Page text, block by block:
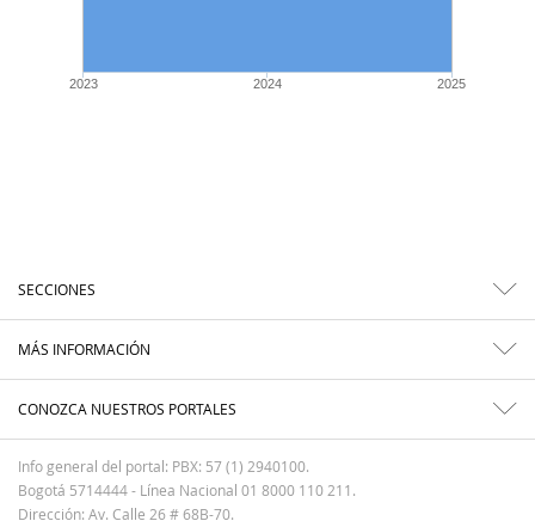
2023 2024 2025
SECCIONES
MÁS INFORMACIÓN
CONOZCA NUESTROS PORTALES
Info general del portal: PBX: 57 (1) 2940100.
Bogotá 5714444 - Línea Nacional 01 8000 110 211.
Dirección: Av. Calle 26 # 68B-70.